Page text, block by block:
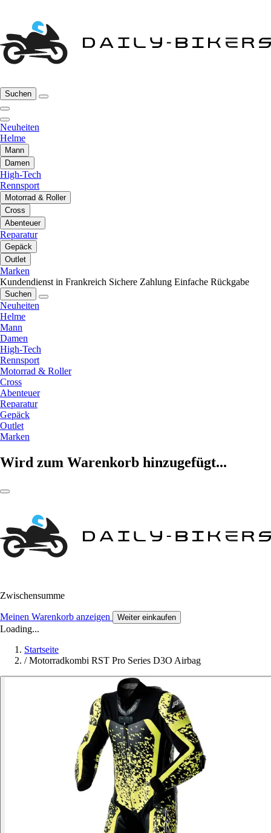
Suchen
Neuheiten
Helme
Mann
Damen
High-Tech
Rennsport
Motorrad & Roller
Cross
Abenteuer
Reparatur
Gepäck
Outlet
Marken
Kundendienst in Frankreich Sichere Zahlung Einfache Rückgabe
Suchen
Neuheiten
Helme
Mann
Damen
High-Tech
Rennsport
Motorrad & Roller
Cross
Abenteuer
Reparatur
Gepäck
Outlet
Marken
Wird zum Warenkorb hinzugefügt...
Zwischensumme
Meinen Warenkorb anzeigen Weiter einkaufen
Loading...
Startseite
/ Motorradkombi RST Pro Series D3O Airbag